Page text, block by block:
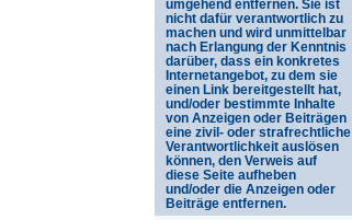
umgehend entfernen. Sie ist
nicht dafür verantwortlich zu
machen und wird unmittelbar
nach Erlangung der Kenntnis
darüber, dass ein konkretes
Internetangebot, zu dem sie
einen Link bereitgestellt hat,
und/oder bestimmte Inhalte
von Anzeigen oder Beiträgen
eine zivil- oder strafrechtliche
Verantwortlichkeit auslösen
können, den Verweis auf
diese Seite aufheben
und/oder die Anzeigen oder
Beiträge entfernen.